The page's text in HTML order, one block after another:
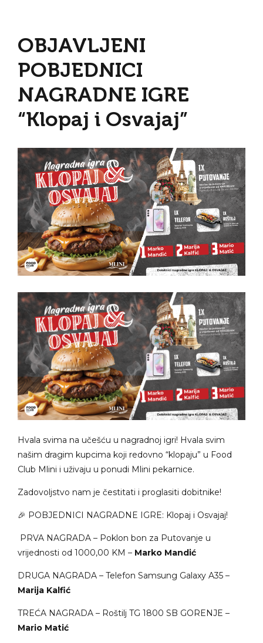
OBJAVLJENI
POBJEDNICI
NAGRADNE IGRE
“Klopaj i Osvajaj”
Hvala svima na učešću u nagradnoj igri! Hvala svim
našim dragim kupcima koji redovno “klopaju” u Food
Club Mlini i uživaju u ponudi Mlini pekarnice.
Zadovoljstvo nam je čestitati i proglasiti dobitnike!
🎉 POBJEDNICI NAGRADNE IGRE: Klopaj i Osvajaj!
PRVA NAGRADA – Poklon bon za Putovanje u
vrijednosti od 1000,00 KM – Marko Mandić
DRUGA NAGRADA – Telefon Samsung Galaxy A35 –
Marija Kalfić
TREĆA NAGRADA – Roštilj TG 1800 SB GORENJE –
Mario Matić